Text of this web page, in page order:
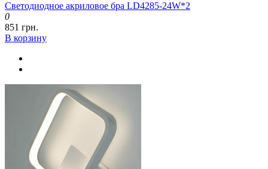
Светодиодное акриловое бра LD4285-24W*2
0
851 грн.
В корзину